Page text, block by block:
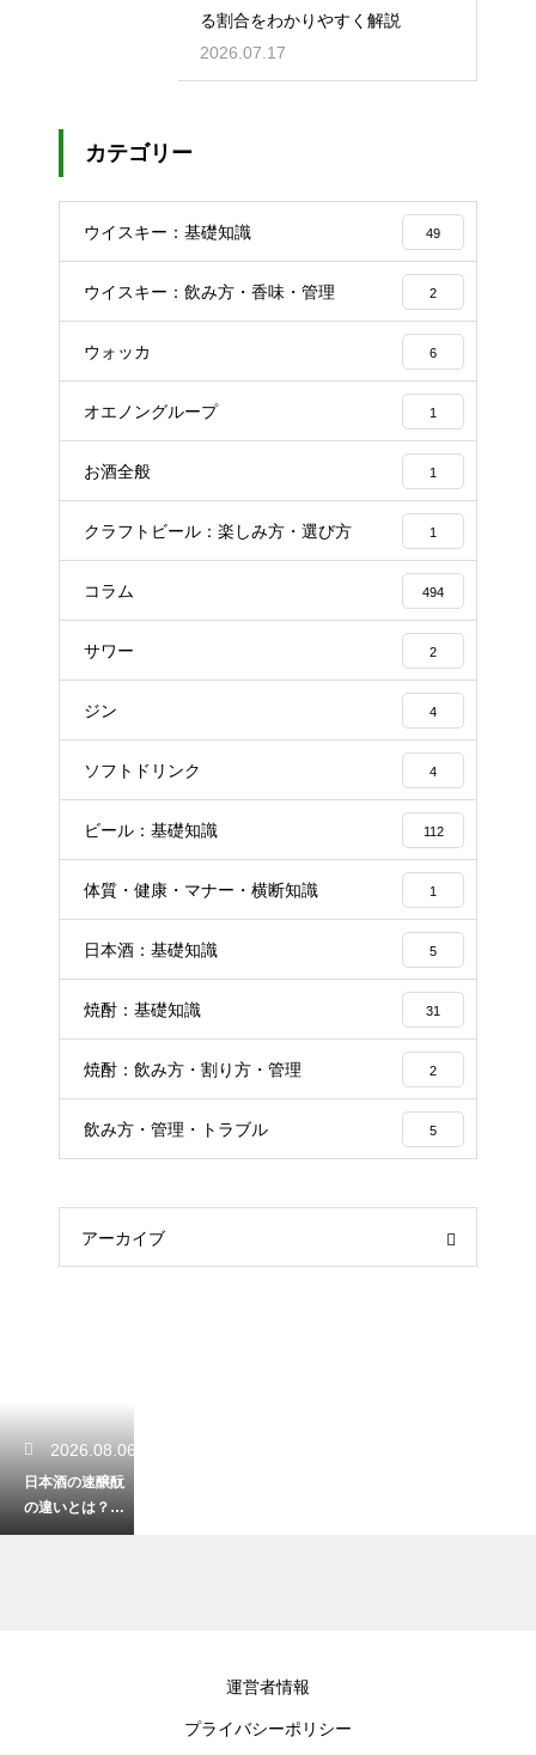
る割合をわかりやすく解説
2026.07.17
カテゴリー
ウイスキー：基礎知識 49
ウイスキー：飲み方・香味・管理 2
ウォッカ 6
オエノングループ 1
お酒全般 1
クラフトビール：楽しみ方・選び方 1
コラム 494
サワー 2
ジン 4
ソフトドリンク 4
ビール：基礎知識 112
体質・健康・マナー・横断知識 1
日本酒：基礎知識 5
焼酎：基礎知識 31
焼酎：飲み方・割り方・管理 2
飲み方・管理・トラブル 5
アーカイブ
2026.08.06
日本酒の速醸酛
の違いとは？伝
統的な生酛との
運営者情報
プライバシーポリシー